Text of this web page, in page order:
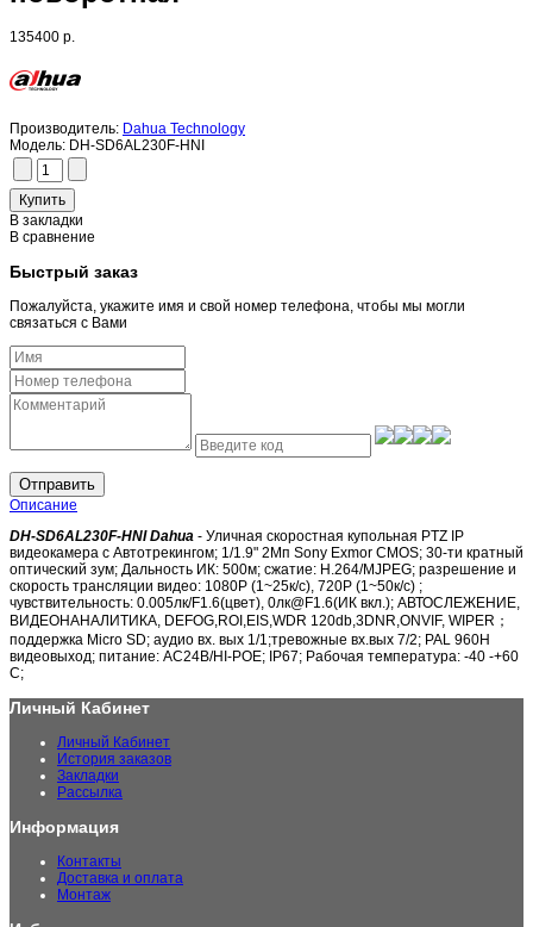
135400 р.
Производитель: Dahua Technology
Модель: DH-SD6AL230F-HNI
В закладки
В сравнение
Быстрый заказ
Пожалуйста, укажите имя и свой номер телефона, чтобы мы могли
связаться с Вами
Отправить
Описание
DH-SD6AL230F-HNI Dahua - Уличная скоростная купольная PTZ IP
видеокамера c Автотрекингом; 1/1.9" 2Mп Sony Exmor CMOS; 30-ти кратный
оптический зум; Дальность ИК: 500м; сжатие: H.264/MJPEG; разрешение и
скорость трансляции видео: 1080P (1~25к/с), 720P (1~50к/с) ;
чувствительность: 0.005лк/F1.6(цвет), 0лк@F1.6(ИК вкл.); АВТОСЛЕЖЕНИЕ,
ВИДЕОНАНАЛИТИКА, DEFOG,ROI,EIS,WDR 120db,3DNR,ONVIF, WIPER；
поддержка Micro SD; аудио вх. вых 1/1;тревожные вх.вых 7/2; PAL 960H
видеовыход; питание: AC24В/HI-PОE; IP67; Рабочая температура: -40 -+60
С;
Личный Кабинет
Личный Кабинет
История заказов
Закладки
Рассылка
Информация
Контакты
Доставка и оплата
Монтаж